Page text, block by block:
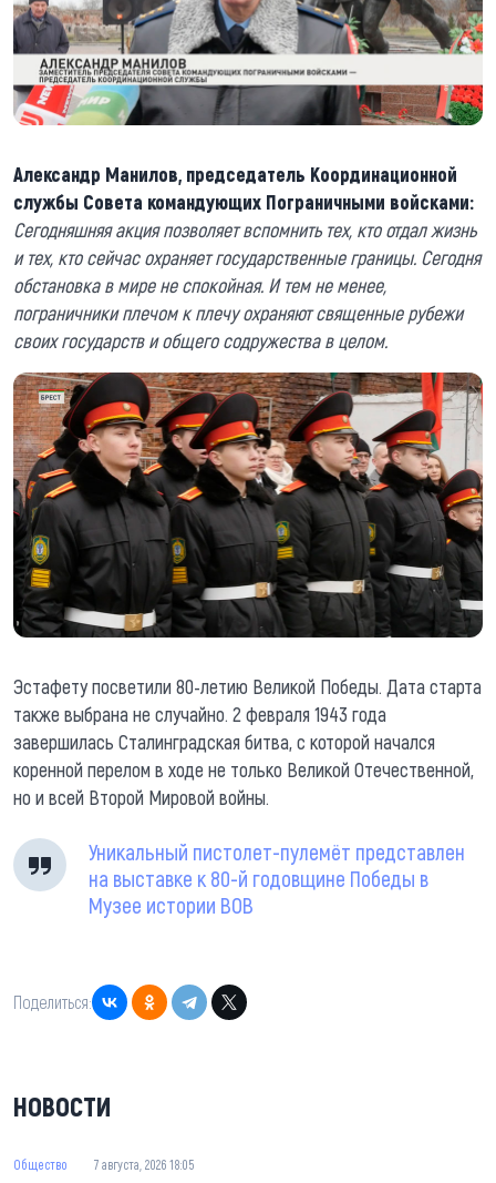
Александр Манилов, председатель Координационной
службы Совета командующих Пограничными войсками:
Сегодняшняя акция позволяет вспомнить тех, кто отдал жизнь
и тех, кто сейчас охраняет государственные границы. Сегодня
обстановка в мире не спокойная. И тем не менее,
пограничники плечом к плечу охраняют священные рубежи
своих государств и общего содружества в целом.
Эстафету посветили 80-летию Великой Победы. Дата старта
также выбрана не случайно. 2 февраля 1943 года
завершилась Сталинградская битва, с которой начался
коренной перелом в ходе не только Великой Отечественной,
но и всей Второй Мировой войны.
Уникальный пистолет-пулемёт представлен
на выставке к 80-й годовщине Победы в
Музее истории ВОВ
Поделиться:
НОВОСТИ
Общество 7 августа, 2026 18:05